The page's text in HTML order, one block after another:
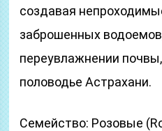
создавая
заброшенных
переувлажнении
половодье Астрахани.
Семейство: Розовые